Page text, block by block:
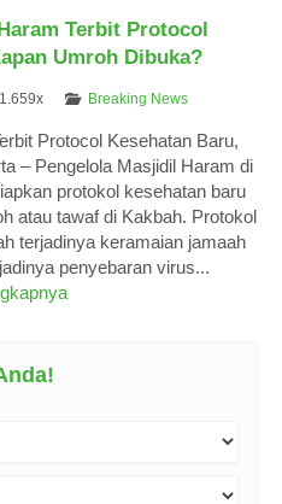
Terbit Protocol
Umroh Dibuka?
1.659x Breaking News
Protocol Kesehatan Baru,
– Pengelola Masjidil Haram di
protokol kesehatan baru
atau tawaf di Kakbah. Protokol
terjadinya keramaian jamaah
penyebaran virus...